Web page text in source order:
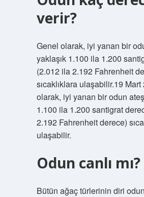
verir?
Genel olarak, iyi yanan bir
yaklaşık 1.100 ila 1.200
(2.012 ila 2.192 Fahrenheit
sıcaklıklara ulaşabilir.19
olarak, iyi yanan bir odun
1.100 ila 1.200 santigrat
2.192 Fahrenheit derece)
ulaşabilir.
Odun canlı mı?
Bütün ağaç türlerinin diri